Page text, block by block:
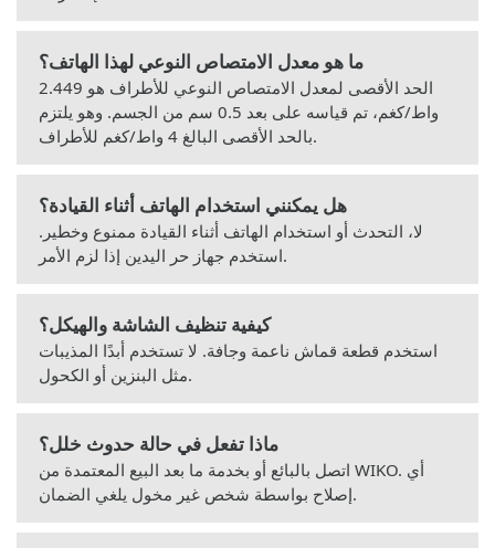
ما هو معدل الامتصاص النوعي لهذا الهاتف؟
الحد الأقصى لمعدل الامتصاص النوعي للأطراف هو 2.449
واط/كغم، تم قياسه على بعد 0.5 سم من الجسم. وهو يلتزم
بالحد الأقصى البالغ 4 واط/كغم للأطراف.
هل يمكنني استخدام الهاتف أثناء القيادة؟
لا، التحدث أو استخدام الهاتف أثناء القيادة ممنوع وخطير.
استخدم جهاز حر اليدين إذا لزم الأمر.
كيفية تنظيف الشاشة والهيكل؟
استخدم قطعة قماش ناعمة وجافة. لا تستخدم أبدًا المذيبات
مثل البنزين أو الكحول.
ماذا تفعل في حالة حدوث خلل؟
اتصل بالبائع أو بخدمة ما بعد البيع المعتمدة من WIKO. أي
إصلاح بواسطة شخص غير مخول يلغي الضمان.